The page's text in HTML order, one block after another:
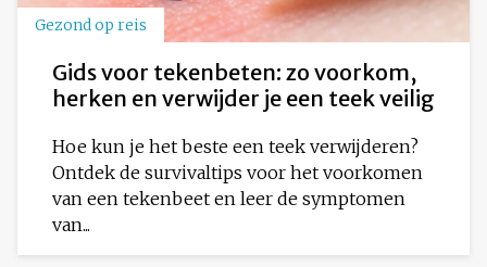
Gezond op reis
Gids voor tekenbeten: zo voorkom,
herken en verwijder je een teek veilig
Hoe kun je het beste een teek verwijderen?
Ontdek de survivaltips voor het voorkomen
van een tekenbeet en leer de symptomen
van...